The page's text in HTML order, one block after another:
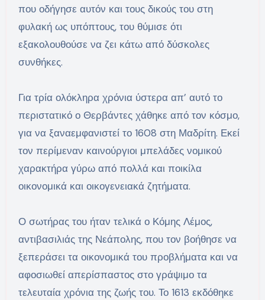
που οδήγησε αυτόν και τους δικούς του στη
φυλακή ως υπόπτους, του θύμισε ότι
εξακολουθούσε να ζει κάτω από δύσκολες
συνθήκες.
Για τρία ολόκληρα χρόνια ύστερα απ’ αυτό το
περιστατικό ο Θερβάντες χάθηκε από τον κόσμο,
για να ξαναεμφανιστεί το 1608 στη Μαδρίτη. Εκεί
τον περίμεναν καινούργιοι μπελάδες νομικού
χαρακτήρα γύρω από πολλά και ποικίλα
οικονομικά και οικογενειακά ζητήματα.
Ο σωτήρας του ήταν τελικά ο Κόμης Λέμος,
αντιβασιλιάς της Νεάπολης, που τον βοήθησε να
ξεπεράσει τα οικονομικά του προβλήματα και να
αφοσιωθεί απερίσπαστος στο γράψιμο τα
τελευταία χρόνια της ζωής του. Το 1613 εκδόθηκε